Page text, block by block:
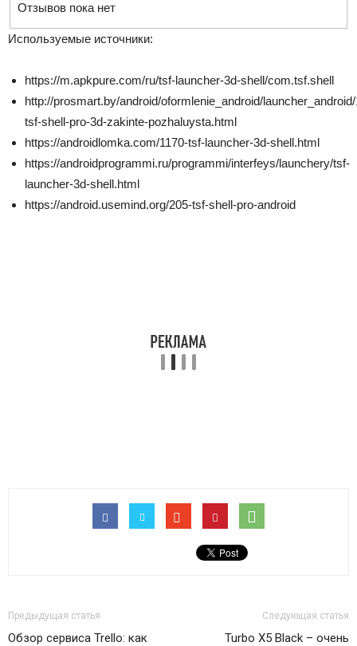
Отзывов пока нет
Используемые источники:
https://m.apkpure.com/ru/tsf-launcher-3d-shell/com.tsf.shell
http://prosmart.by/android/oformlenie_android/
tsf-shell-pro-3d-zakinte-pozhaluysta.html
https://androidlomka.com/1170-tsf-launcher-3d-shell.html
https://androidprogrammi.ru/programmi/interfeys/launchery/tsf-
launcher-3d-shell.html
https://android.usemind.org/205-tsf-shell-pro-android
Предыдущая статья
Обзор сервиса Trello: как
Следующая статья
Turbo X5 Black – очень